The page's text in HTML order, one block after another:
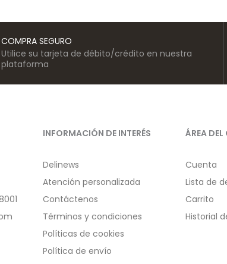
COMPRA SEGURO
Utilice su tarjeta de débito/crédito en nuestra
plataforma
INFORMACIÓN DE INTERÉS
Delinews
Atención personalizada
Contáctenos
Términos y condiciones
Políticas de cookies
Política de envío
ÁREA DEL
Cuenta
Lista de
Carrito
Historial